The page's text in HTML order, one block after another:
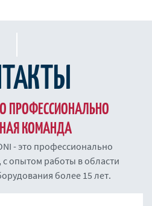
ПРОФЕССИОНАЛЬНО
КОМАНДА
- это профессионально
опытом работы в области
более 15 лет.